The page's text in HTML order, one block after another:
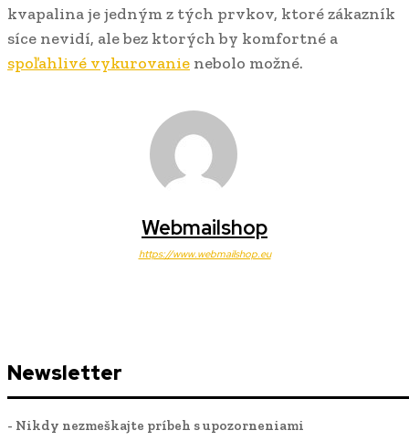
kvapalina je jedným z tých prvkov, ktoré zákazník
síce nevidí, ale bez ktorých by komfortné a
spoľahlivé vykurovanie nebolo možné.
Webmailshop
https://www.webmailshop.eu
Newsletter
- Nikdy nezmeškajte príbeh s upozorneniami